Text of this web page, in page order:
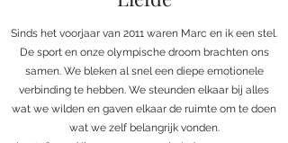
Sinds het voorjaar van 2011 waren Marc en ik een stel.
De sport en onze olympische droom brachten ons
samen. We bleken al snel een diepe emotionele
verbinding te hebben. We steunden elkaar bij alles
wat we wilden en gaven elkaar de ruimte om te doen
wat we zelf belangrijk vonden.